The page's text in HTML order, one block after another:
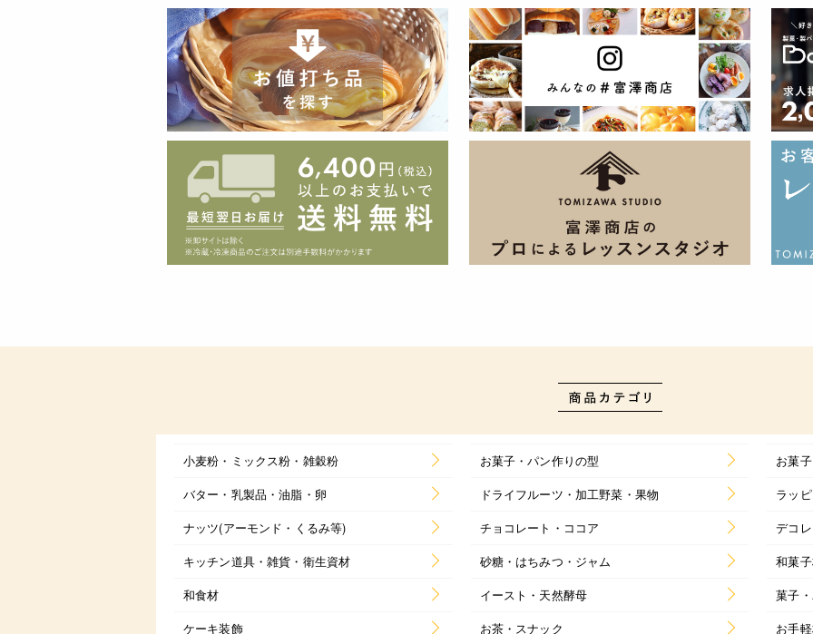
小麦粉・ミックス粉・雑穀粉 お菓子・パン作りの型
お菓
バター・乳製品・油脂・卵
ドライフルーツ・加工野菜・果物
ラッ
ナッツ(アーモンド・くるみ等)
チョコレート・ココア
デコ
キッチン道具・雑貨・衛生資材
砂糖・はちみつ・ジャム
和菓
和食材
イースト・天然酵母
菓子
ケーキ装飾
お茶・スナック
お手